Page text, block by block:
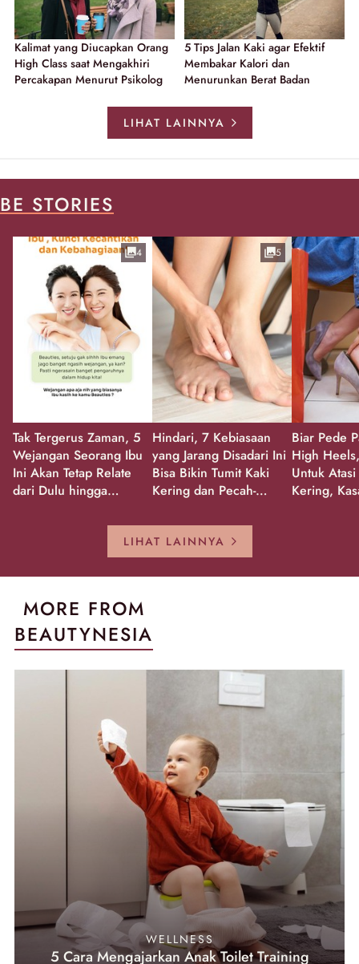
Kalimat yang Diucapkan Orang
High Class saat Mengakhiri
Percakapan Menurut Psikolog
5 Tips Jalan Kaki agar Efektif
Membakar Kalori dan
Menurunkan Berat Badan
LIHAT LAINNYA
BE STORIES
Tak Tergerus Zaman, 5
Wejangan Seorang Ibu
Ini Akan Tetap Relate
dari Dulu hingga
4
Hindari, 7 Kebiasaan
yang Jarang Disadari Ini
Bisa Bikin Tumit Kaki
Kering dan Pecah-
5
Biar Pede
High
Untuk
Kering,
LIHAT LAINNYA
MORE FROM
BEAUTYNESIA
WELLNESS
5 Cara Mengajarkan Anak Toilet Training